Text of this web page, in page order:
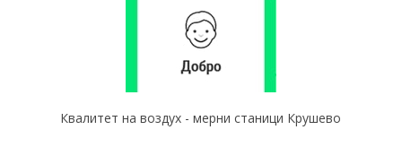
Квалитет на воздух - мерни станици Крушево